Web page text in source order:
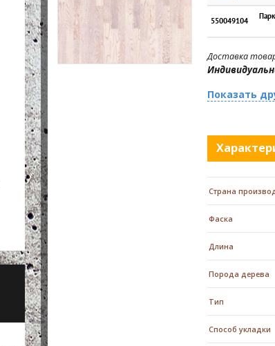
550049104
Доставка
Показать
Страна
Фаска
Длина
Порода дерева
Тип
Способ укладки